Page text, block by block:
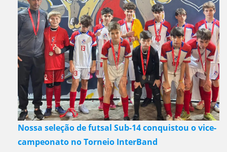
Nossa seleção de futsal Sub-14 conquistou o vice-
campeonato no Torneio InterBand